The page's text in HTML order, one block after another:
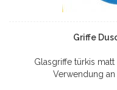
Griffe
Glasgriffe türkis
Verwendung